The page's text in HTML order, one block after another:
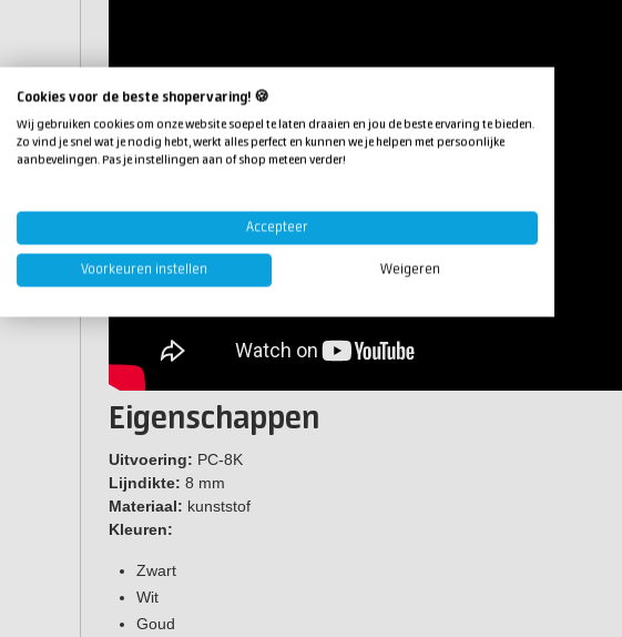
Eigenschappen
Uitvoering: PC-8K
Lijndikte: 8 mm
Materiaal: kunststof
Kleuren:
Zwart
Wit
Goud
Cookies voor de beste shopervaring! 🍪
Wij gebruiken cookies om onze website soepel te laten draaien en jou de beste ervaring te bieden.
Zo vind je snel wat je nodig hebt, werkt alles perfect en kunnen we je helpen met persoonlijke
aanbevelingen. Pas je instellingen aan of shop meteen verder!
Accepteer
Voorkeuren instellen Weigeren